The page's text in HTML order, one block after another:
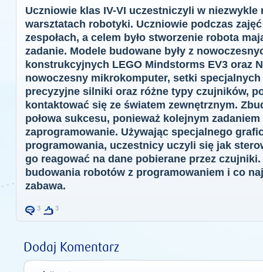
Uczniowie klas IV-VI uczestniczyli w
warsztatach robotyki. Uczniowie podczas
zespołach, a celem było stworzenie robota
zadanie. Modele budowane były z
konstrukcyjnych LEGO Mindstorms EV3 oraz
nowoczesny mikrokomputer, setki
precyzyjne silniki oraz różne typy czujników,
kontaktować się ze światem zewnętrznym.
połowa sukcesu, ponieważ kolejnym zadaniem
zaprogramowanie. Używając specjalnego
programowania, uczestnicy uczyli się jak
go reagować na dane pobierane przez
budowania robotów z programowaniem i co
zabawa.
3 3
Dodaj Komentarz